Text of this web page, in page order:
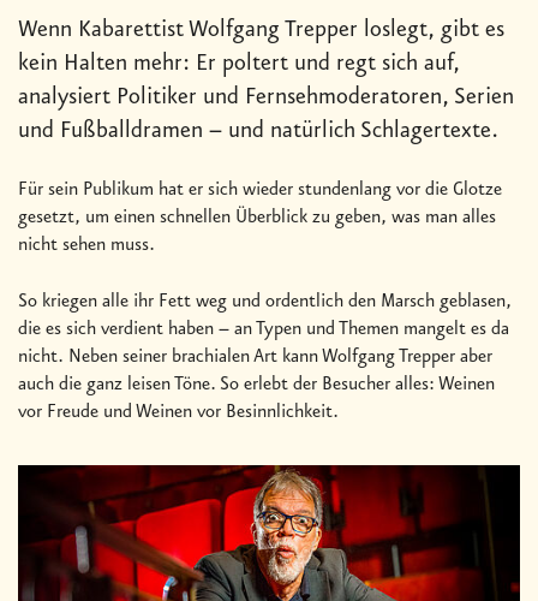
Wenn Kabarettist Wolfgang Trepper loslegt, gibt es
kein Halten mehr: Er poltert und regt sich auf,
analysiert Politiker und Fernsehmoderatoren, Serien
und Fußballdramen – und natürlich Schlagertexte.
Für sein Publikum hat er sich wieder stundenlang vor die Glotze
gesetzt, um einen schnellen Überblick zu geben, was man alles
nicht sehen muss.
So kriegen alle ihr Fett weg und ordentlich den Marsch geblasen,
die es sich verdient haben – an Typen und Themen mangelt es da
nicht. Neben seiner brachialen Art kann Wolfgang Trepper aber
auch die ganz leisen Töne. So erlebt der Besucher alles: Weinen
vor Freude und Weinen vor Besinnlichkeit.